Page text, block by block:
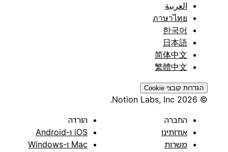
العربية
ภาษาไทย
한국어
日本語
简体中文
繁體中文
הגדרות קובצי Cookie
© 2026 Notion Labs, Inc.
החברה
אודותינו
משרות
הורדה
iOS ו-Android
Mac ו-Windows